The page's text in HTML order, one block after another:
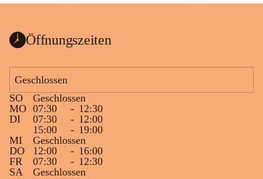
Öffnungszeiten
Geschlossen
SO
Geschlossen
MO 07:30 - 12:30
DI
07:30 - 12:00
15:00
- 19:00
MI
Geschlossen
DO
12:00 - 16:00
FR
07:30 - 12:30
SA
Geschlossen